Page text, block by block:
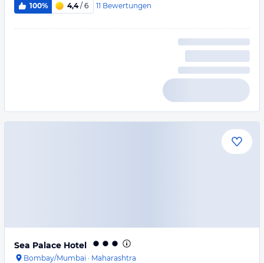
100% 4,4/ 6 11 Bewertungen
Sea Palace Hotel
Bombay/Mumbai · Maharashtra